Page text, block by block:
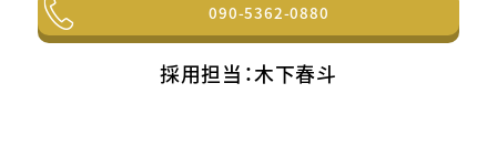
090-5362-0880
採用担当：木下春斗